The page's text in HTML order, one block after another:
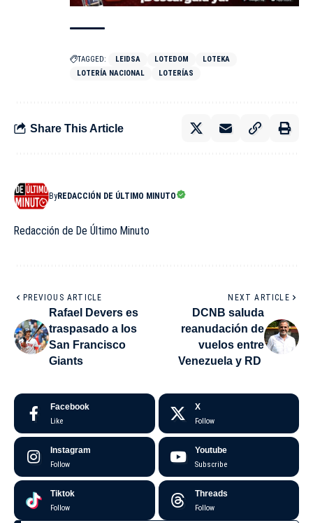
TAGGED: LEIDSA LOTEDOM
LOTEKA
LOTERÍA NACIONAL
LOTERÍAS
Share This Article
ByREDACCIÓN DE ÚLTIMO MINUTO
Redacción de De Último Minuto
PREVIOUS ARTICLE
Rafael Devers es
traspasado a los
San Francisco
Giants
NEXT ARTICLE
DCNB saluda
reanudación de
vuelos entre
Venezuela y RD
Facebook
Like
X
Follow
Instagram
Follow
Youtube
Subscribe
Tiktok
Follow
Threads
Follow